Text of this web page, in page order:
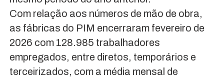
Com relação aos números de mão de obra,
as fábricas do PIM encerraram fevereiro de
2026 com 128.985 trabalhadores
empregados, entre diretos, temporários e
terceirizados, com a média mensal de